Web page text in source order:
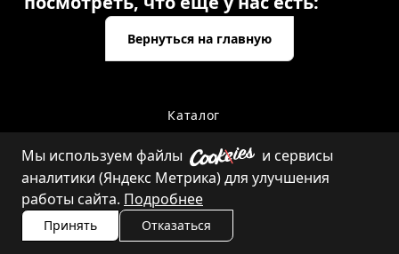
Вернуться на главную
Каталог
Контакты
Мы используем файлы
и сервисы
аналитики (Яндекс Метрика) для улучшения
работы сайта. Подробнее
Принять Отказаться